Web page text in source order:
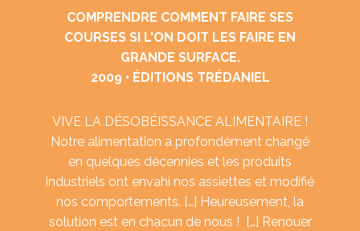
COMPRENDRE COMMENT FAIRE SES
COURSES SI L'ON DOIT LES FAIRE EN
GRANDE SURFACE.
2009 • ÉDITIONS TRÉDANIEL
VIVE LA DÉSOBÉISSANCE ALIMENTAIRE !
Notre alimentation a profondément changé
en quelques décennies et les produits
industriels ont envahi nos assiettes et modifié
nos comportements. […] Heureusement, la
solution est en chacun de nous ! […] Renouer